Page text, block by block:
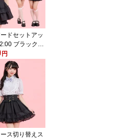
ピンク グレ
ック 黒 レー
ドセットアッ
ブラック再
販売スタ
シー
ニー シーハ
型 地雷系 参
ィース 可愛
無地 ピン
ック 黒
円
ス切り替えス